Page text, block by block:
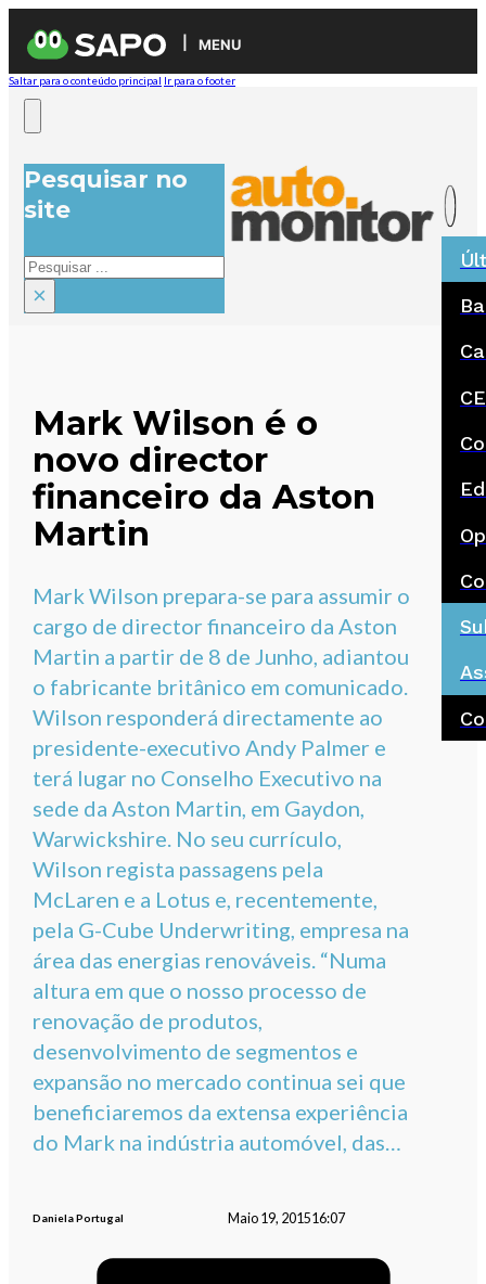
MENU
Saltar para o conteúdo principal Ir para o footer
Pesquisar no
site
Pesquisar
×
Mark Wilson é o
novo director
financeiro da Aston
Martin
Mark Wilson prepara-se para assumir o
cargo de director financeiro da Aston
Martin a partir de 8 de Junho, adiantou
o fabricante britânico em comunicado.
Wilson responderá directamente ao
presidente-executivo Andy Palmer e
terá lugar no Conselho Executivo na
sede da Aston Martin, em Gaydon,
Warwickshire. No seu currículo,
Wilson regista passagens pela
McLaren e a Lotus e, recentemente,
pela G-Cube Underwriting, empresa na
área das energias renováveis. “Numa
altura em que o nosso processo de
renovação de produtos,
desenvolvimento de segmentos e
expansão no mercado continua sei que
beneficiaremos da extensa experiência
do Mark na indústria automóvel, das…
Daniela Portugal Maio 19, 201516:07